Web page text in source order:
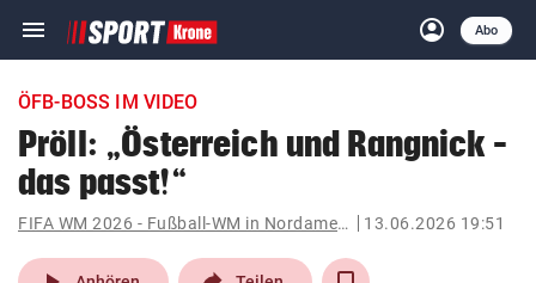
menu Navigation
ein-/ausklappen
account_circle
Anmelden
Abo
close Schließen
account_circle Anmelden
pin_drop
Wien arrow_right
ÖFB-BOSS IM VIDEO
Pröll: „Österreich und Rangnick –
das passt!“
FIFA WM 2026 - Fußball-WM in Nordamerika 13.06.2026 19:51